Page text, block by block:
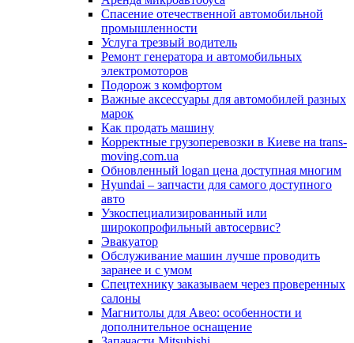
Спасение отечественной автомобильной
промышленности
Услуга трезвый водитель
Ремонт генератора и автомобильных
электромоторов
Подорож з комфортом
Важные аксессуары для автомобилей разных
марок
Как продать машину
Корректные грузоперевозки в Киеве на trans-
moving.com.ua
Обновленный logan цена доступная многим
Hyundai – запчасти для самого доступного
авто
Узкоспециализированный или
широкопрофильный автосервис?
Эвакуатор
Обслуживание машин лучше проводить
заранее и с умом
Спецтехнику заказываем через проверенных
салоны
Магнитолы для Авео: особенности и
дополнительное оснащение